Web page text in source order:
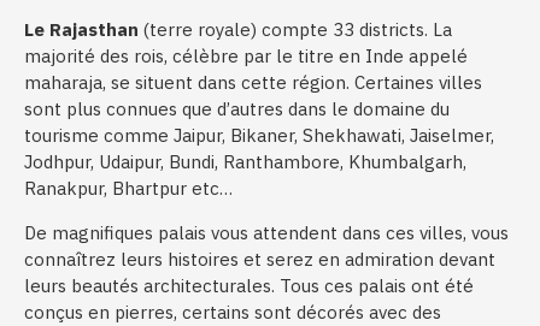
Le Rajasthan (terre royale) compte 33 districts. La
majorité des rois, célèbre par le titre en Inde appelé
maharaja, se situent dans cette région. Certaines villes
sont plus connues que d’autres dans le domaine du
tourisme comme Jaipur, Bikaner, Shekhawati, Jaiselmer,
Jodhpur, Udaipur, Bundi, Ranthambore, Khumbalgarh,
Ranakpur, Bhartpur etc…
De magnifiques palais vous attendent dans ces villes, vous
connaîtrez leurs histoires et serez en admiration devant
leurs beautés architecturales. Tous ces palais ont été
conçus en pierres, certains sont décorés avec des